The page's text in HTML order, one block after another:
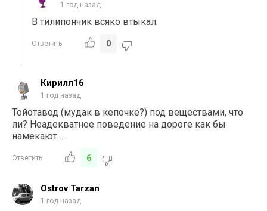
1 год назад
В тилипончик всяко втыкал.
Ответить 0
Кирилл16
1 год назад
Тойотавод (мудак в кепочке?) под веществами, что
ли? Неадекватное поведение на дороге как бы
намекают…
Ответить 6
Ostrov Tarzan
1 год назад